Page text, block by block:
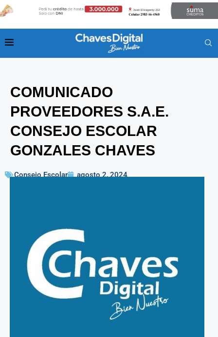
COMUNICADO
PROVEEDORES S.A.E.
CONSEJO ESCOLAR
GONZALES CHAVES
Consejo Escolar agosto 2, 2024